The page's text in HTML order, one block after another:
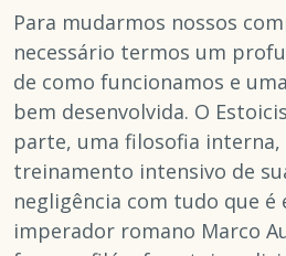
Para mudarmos nossos
necessário termos um
de como funcionamos e uma
bem desenvolvida. O
parte, uma filosofia interna,
treinamento intensivo de
negligência com tudo que é
imperador romano Marco